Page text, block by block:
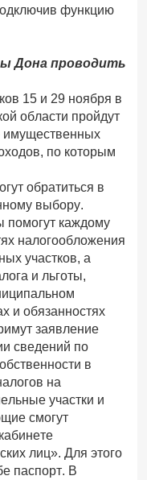
функцию
Дона проводить
15 и 29 ноября в
области пройдут
имущественных
по которым
обратиться в
выбору.
помогут каждому
налогообложения
участков, а
и льготы,
и обязанностях
заявление
сведений по
в
на
участки и
смогут
лиц». Для этого
паспорт. В